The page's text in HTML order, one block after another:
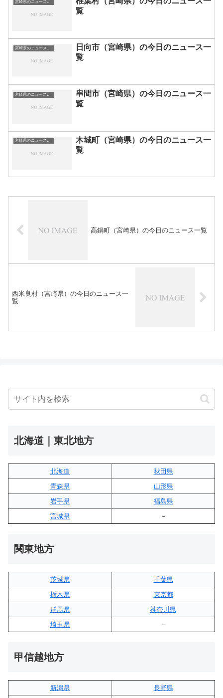
覧
日向市（宮崎県）の今日のニュース一
覧
串間市（宮崎県）の今日のニュース一
覧
宮崎県のニュース一覧
木城町（宮崎県）の今日のニュース一
覧
高鍋町（宮崎県）の今日のニュース一覧
西米良村（宮崎県）の今日のニュース一
覧
北海道｜東北地方
北海道
秋田県
青森県
山形県
岩手県
福島県
宮城県
–
関東地方
茨城県
千葉県
栃木県
東京都
群馬県
神奈川県
埼玉県
–
甲信越地方
新潟県
長野県